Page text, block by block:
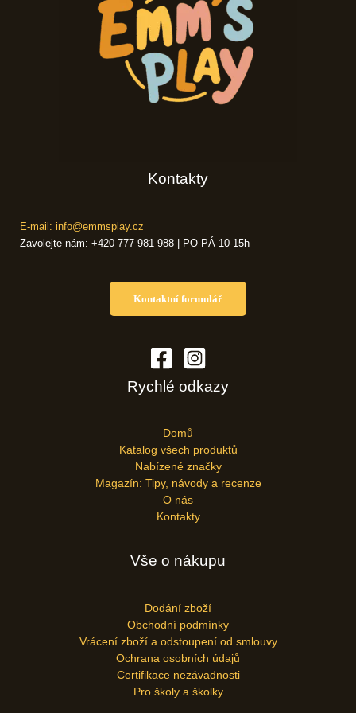
Kontakty
E-mail: info@emmsplay.cz
Zavolejte nám: +420 777 981 988 | PO-PÁ 10-15h
Kontaktní formulář
Rychlé odkazy
Domů
Katalog všech produktů
Nabízené značky
Magazín: Tipy, návody a recenze
O nás
Kontakty
Vše o nákupu
Dodání zboží
Obchodní podmínky
Vrácení zboží a odstoupení od smlouvy
Ochrana osobních údajů
Certifikace nezávadnosti
Pro školy a školky